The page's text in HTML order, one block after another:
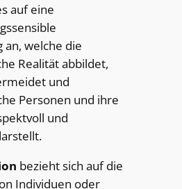
auf eine
an, welche die
Realität abbildet,
und
Personen und ihre
und
bezieht sich auf die
Individuen oder